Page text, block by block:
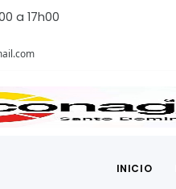
a 17h00
INICIO